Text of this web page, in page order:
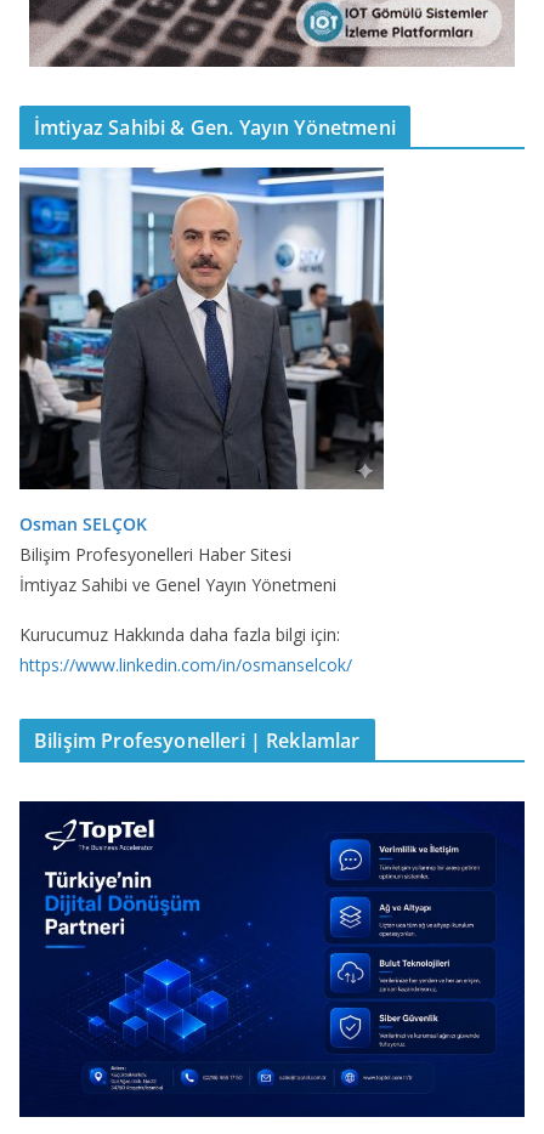
İmtiyaz Sahibi & Gen. Yayın Yönetmeni
Osman SELÇOK
Bilişim Profesyonelleri Haber Sitesi
İmtiyaz Sahibi ve Genel Yayın Yönetmeni
Kurucumuz Hakkında daha fazla bilgi için:
https://www.linkedin.com/in/osmanselcok/
Bilişim Profesyonelleri | Reklamlar